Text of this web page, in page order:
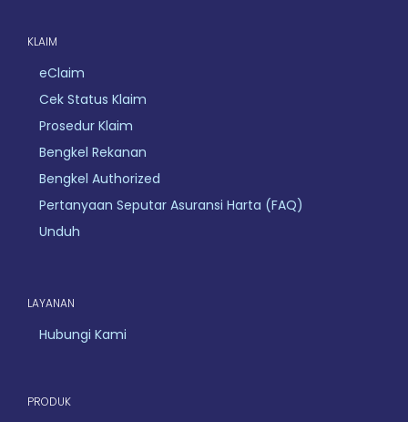
KLAIM
eClaim
Cek Status Klaim
Prosedur Klaim
Bengkel Rekanan
Bengkel Authorized
Pertanyaan Seputar Asuransi Harta (FAQ)
Unduh
LAYANAN
Hubungi Kami
PRODUK